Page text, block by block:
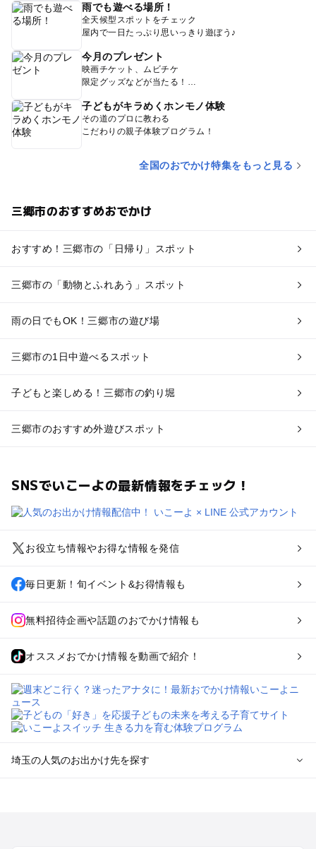
雨でも遊べる場所！
全天候型スポットをチェック
屋内で一日たっぷり思いっきり遊ぼう♪
今月のプレゼント
映画チケット、ムビチケ
限定グッズなどが当たる！
子どもがキラめくホンモノ体験
その道のプロに教わる
こだわりの親子体験プログラム！
全国のおでかけ特集をもっと見る
三郷市のおすすめおでかけ
おすすめ！三郷市の「日帰り」スポット
三郷市の「動物とふれあう」スポット
雨の日でもOK！三郷市の遊び場
三郷市の1日中遊べるスポット
子どもと楽しめる！三郷市の釣り堀
三郷市のおすすめ外遊びスポット
SNSでいこーよの最新情報をチェック！
お役立ち情報やお得な情報を発信
毎日更新！旬イベント&お得情報も
無料招待企画や話題のおでかけ情報も
オススメおでかけ情報を動画で紹介！
埼玉の人気のお出かけ先を探す